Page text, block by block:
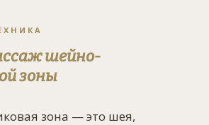
шейно-
зоны
зона — это шея,